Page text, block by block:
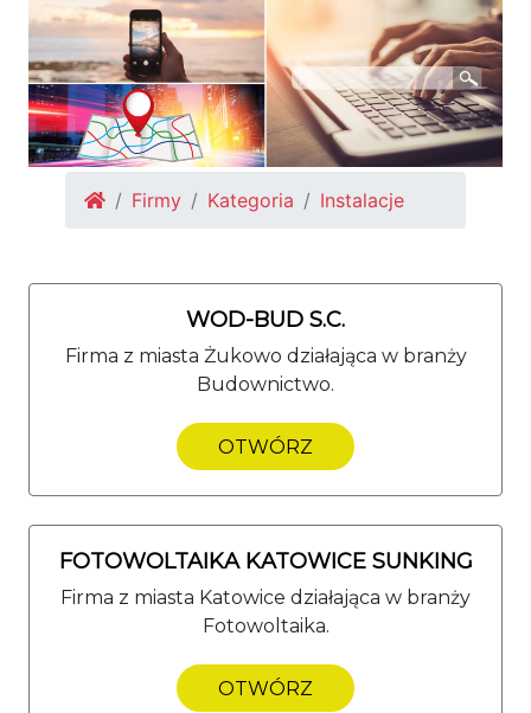
Firmy Kategoria Instalacje
WOD-BUD S.C.
Firma z miasta Żukowo działająca w branży
Budownictwo.
OTWÓRZ
FOTOWOLTAIKA KATOWICE SUNKING
Firma z miasta Katowice działająca w branży
Fotowoltaika.
OTWÓRZ